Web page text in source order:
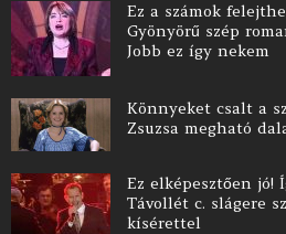
Ez a számok
Gyönyörű szép
Jobb ez így nekem
Könnyeket csalt a
Zsuzsa megható
Ez elképesztően jó!
Távollét c. slágere
kísérettel